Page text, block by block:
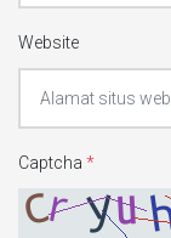
Website
Captcha *